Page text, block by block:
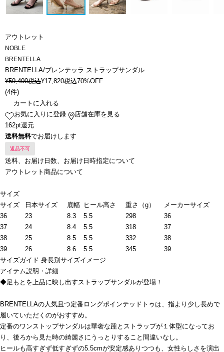
アウトレット
NOBLE
BRENTELLA
BRENTELLA/ブレンテッラ ストラップサンダル
¥59,400税込¥17,820税込70%OFF
(4件)
カートに入れる
お気に入りに登録
店舗在庫を見る
162pt還元
送料無料でお届けします
返品不可
送料、お届け日数、お届け日時指定について
アウトレット商品について
サイズ
サイズ
日本サイズ 底幅 ヒール高さ 重さ（g）
メーカーサイズ
36
23 8.3 5.5 298
36
37
24 8.4 5.5 318
37
38
25 8.5 5.5 332
38
39
26 8.6 5.5 345
39
サイズガイド 身長別サイズイメージ
アイテム説明・詳細
◆足もとを上品に映し出すストラップサンダルが登場！
BRENTELLAの人気且つ定番ロングポインテッドトゥは、指より少し長めで
履いていただくのがおすすめ。
定番のワンストップサンダルは華奢な踵とストラップが１体型になってお
り、後ろから見た時の綺麗さにうっとりすること間違いなし。
ヒールも高すぎず低すぎずの5.5cmが安定感ありつつも、女性らしさを演出